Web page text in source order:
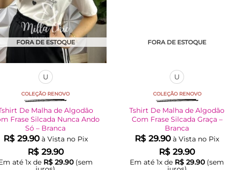
página
do
produto
FORA DE ESTOQUE
U
COLEÇÃO RENOVO
De Malha de Algodão
Frase Silcada Nunca Ando
Só – Branca
R$29.90 à Vista no Pix
R$29.90
até 1x de R$29.90(sem
FORA DE ESTOQUE
U
COLEÇÃO RENOVO
Tshirt De Malha de Algodão
Com Frase Silcada Graça –
Branca
R$ 29.90 à Vista no Pix
R$ 29.90
Em até1x de R$ 29.90(sem